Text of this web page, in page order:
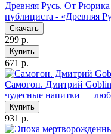
Древняя Русь. От
публициста - «Древняя
Скачать
299 р.
Купить
671 р.
Самогон. Дмитрий
чудесные напитки —
Купить
931 р.